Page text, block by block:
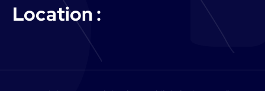
Location :